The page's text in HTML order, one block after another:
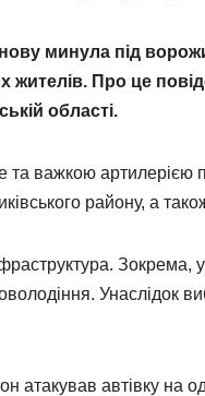
минула під
жителів. Про це
області.
важкою артилерією
району, а
Зокрема,
Унаслідок
атакував автівку на